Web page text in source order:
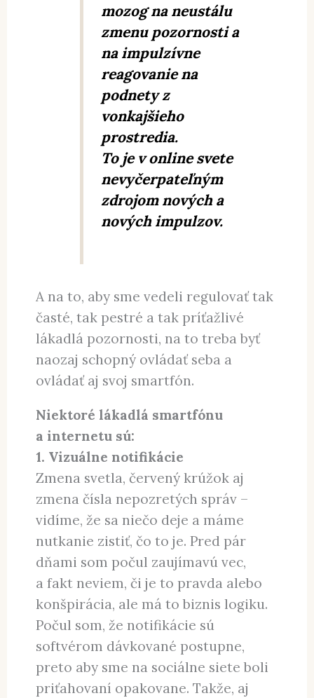
mozog na neustálu
zmenu pozornosti a
na impulzívne
reagovanie na
podnety z
vonkajšieho
prostredia.
To je v online svete
nevyčerpateľným
zdrojom nových a
nových impulzov.
A na to, aby sme vedeli regulovať tak
časté, tak pestré a tak príťažlivé
lákadlá pozornosti, na to treba byť
naozaj schopný ovládať seba a
ovládať aj svoj smartfón.
Niektoré lákadlá smartfónu
a internetu sú:
1. Vizuálne notifikácie
Zmena svetla, červený krúžok aj
zmena čísla nepozretých správ –
vidíme, že sa niečo deje a máme
nutkanie zistiť, čo to je. Pred pár
dňami som počul zaujímavú vec,
a fakt neviem, či je to pravda alebo
konšpirácia, ale má to biznis logiku.
Počul som, že notifikácie sú
softvérom dávkované postupne,
preto aby sme na sociálne siete boli
priťahovaní opakovane. Takže, aj